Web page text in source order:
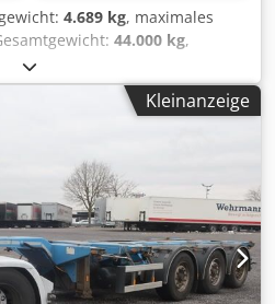
4.689 kg, maximales
44.000 kg,
, Gesamtbreite:12.800 mm,
, Reifengröße:
, ABS, Achsenhersteller BPW, ADR,
Federung Luft-Lift,
1. + 3. Achse, 1x20 / 2x20 /
Heckausschub, 2x7 +
High Cube, Staukasten, 2x
Dcsdezqymvepfx Adzjk
Kleinanzeige